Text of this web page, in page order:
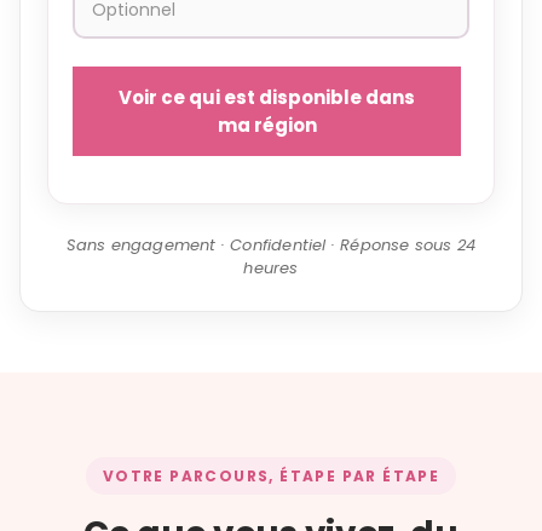
Voir ce qui est disponible dans
ma région
Sans engagement · Confidentiel · Réponse sous 24
heures
VOTRE PARCOURS, ÉTAPE PAR ÉTAPE